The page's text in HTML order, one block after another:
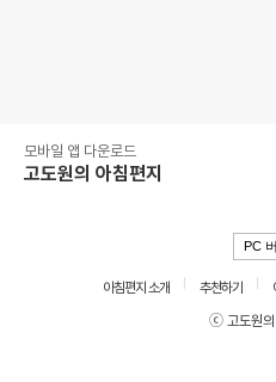
모바일 앱 다운로드
고도원의 아침편지
PC
아침편지 소개 추천하기
ⓒ 고도원의